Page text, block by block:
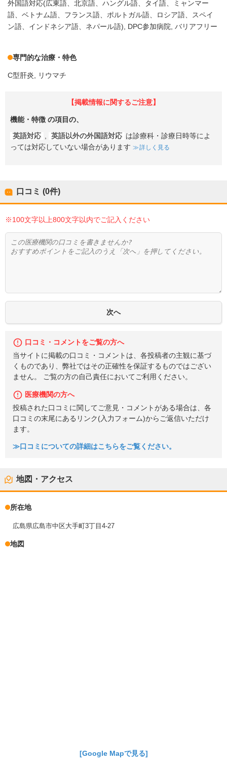
外国語対応(広東語、北京語、ハングル語、タイ語、ミャンマー
語、ベトナム語、フランス語、ポルトガル語、ロシア語、スペイ
ン語、インドネシア語、ネパール語)
DPC参加病院 バリアフリー
専門的な治療・特色
C型肝炎 リウマチ
【掲載情報に関するご注意】
機能・特徴 の項目の、
英語対応 , 英語以外の外国語対応 は診療科・診療日時等によ
っては対応していない場合があります
詳しく見る
口コミ (0件)
※100文字以上800文字以内でご記入ください
口コミ・コメントをご覧の方へ
当サイトに掲載の口コミ・コメントは、各投稿者の主観に基づ
くものであり、弊社ではその正確性を保証するものではござい
ません。 ご覧の方の自己責任においてご利用ください。
医療機関の方へ
投稿された口コミに関してご意見・コメントがある場合は、各
口コミの末尾にあるリンク(入力フォーム)からご返信いただけ
ます。
≫口コミについての詳細はこちらをご覧ください。
地図・アクセス
所在地
広島県広島市中区大手町3丁目4-27
地図
[Google Mapで見る]